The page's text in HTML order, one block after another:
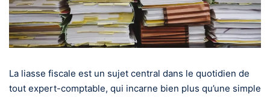
La liasse fiscale est un sujet central dans le quotidien de
tout expert-comptable, qui incarne bien plus qu’une simple